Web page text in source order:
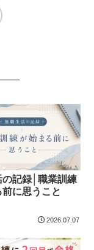
の記録│職業訓練
に思うこと
2026.07.07